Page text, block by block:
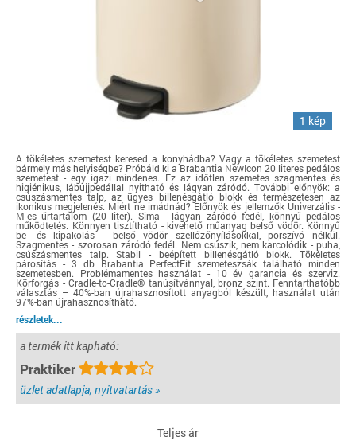
1 kép
A tökéletes szemetest keresed a konyhádba? Vagy a tökéletes szemetest
bármely más helyiségbe? Próbáld ki a Brabantia NewIcon 20 literes pedálos
szemetest - egy igazi mindenes. Ez az időtlen szemetes szagmentes és
higiénikus, lábujjpedállal nyitható és lágyan záródó. További előnyök: a
csúszásmentes talp, az ügyes billenésgátló blokk és természetesen az
ikonikus megjelenés. Miért ne imádnád? Előnyök és jellemzők Univerzális -
M-es űrtartalom (20 liter). Sima - lágyan záródó fedél, könnyű pedálos
működtetés. Könnyen tisztítható - kivehető műanyag belső vödör. Könnyű
be- és kipakolás - belső vödör szellőzőnyílásokkal, porszívó nélkül.
Szagmentes - szorosan záródó fedél. Nem csúszik, nem karcolódik - puha,
csúszásmentes talp. Stabil - beépített billenésgátló blokk. Tökéletes
párosítás - 3 db Brabantia PerfectFit szemeteszsák található minden
szemetesben. Problémamentes használat - 10 év garancia és szerviz.
Körforgás - Cradle-to-Cradle® tanúsítvánnyal, bronz szint. Fenntarthatóbb
választás – 40%-ban újrahasznosított anyagból készült, használat után
97%-ban újrahasznosítható.
részletek...
a termék itt kapható:
Praktiker
üzlet adatlapja, nyitvatartás »
Teljes ár